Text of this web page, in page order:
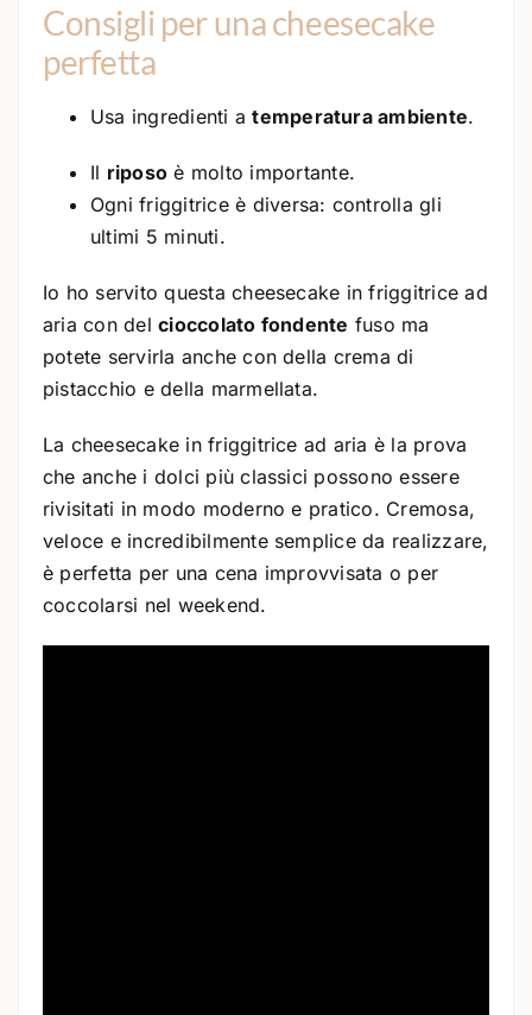
Consigli per una cheesecake
perfetta
Usa ingredienti atemperatura ambiente.
Il riposo è molto importante.
Ogni friggitrice è diversa: controlla gli
ultimi 5 minuti.
Io ho servito questa cheesecake in friggitrice ad
aria con delcioccolato fondente fuso ma
potete servirla anche con della crema di
pistacchio e della marmellata.
La cheesecake in friggitrice ad aria è la prova
che anche i dolci più classici possono essere
rivisitati in modo moderno e pratico. Cremosa,
veloce e incredibilmente semplice da realizzare,
è perfetta per una cena improvvisata o per
coccolarsi nel weekend.